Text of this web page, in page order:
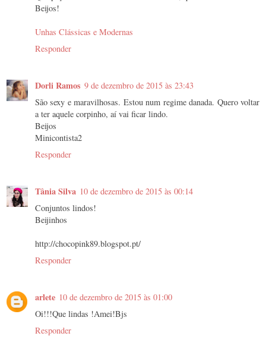
Beijos!
Unhas Clássicas e Modernas
Responder
Dorli Ramos 9 de dezembro de 2015 às 23:43
São sexy e maravilhosas. Estou num regime danada. Quero voltar
a ter aquele corpinho, aí vai ficar lindo.
Beijos
Minicontista2
Responder
Tânia Silva 10 de dezembro de 2015 às 00:14
Conjuntos lindos!
Beijinhos
http://chocopink89.blogspot.pt/
Responder
arlete 10 de dezembro de 2015 às 01:00
Oi!!!Que lindas !Amei!Bjs
Responder